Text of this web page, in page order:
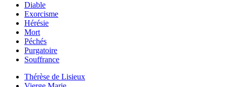
Diable
Exorcisme
Hérésie
Mort
Péchés
Purgatoire
Souffrance
Thérèse de Lisieux